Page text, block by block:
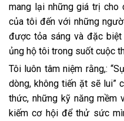
mang lại những giá trị cho
của tôi đến với những
được tỏa sáng và đặc biệt
ủng hộ tôi trong suốt cuộc
Tôi luôn tâm niệm rằng,:
dòng, không tiến ặt sẽ lui”
thức, những kỹ năng
kiếm cơ hội để thử sức